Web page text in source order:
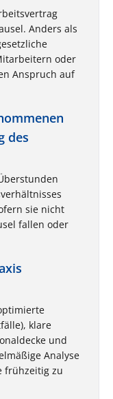
Anders als
oder
Anspruch auf
des
sie nicht
fallen oder
klare
und
Analyse
frühzeitig zu